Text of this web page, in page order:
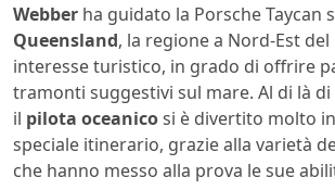
Webber ha guidato la Porsche Taycan
Queensland, la regione a Nord-Est
interesse turistico, in grado di offrire
tramonti suggestivi sul mare. Al di là
il pilota oceanicosi è divertito molto
speciale itinerario, grazie alla varietà
che hanno messo alla prova le sue